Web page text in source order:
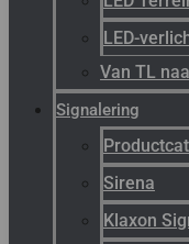
LED-
Van TL
Signalering
Sirena
Klaxon